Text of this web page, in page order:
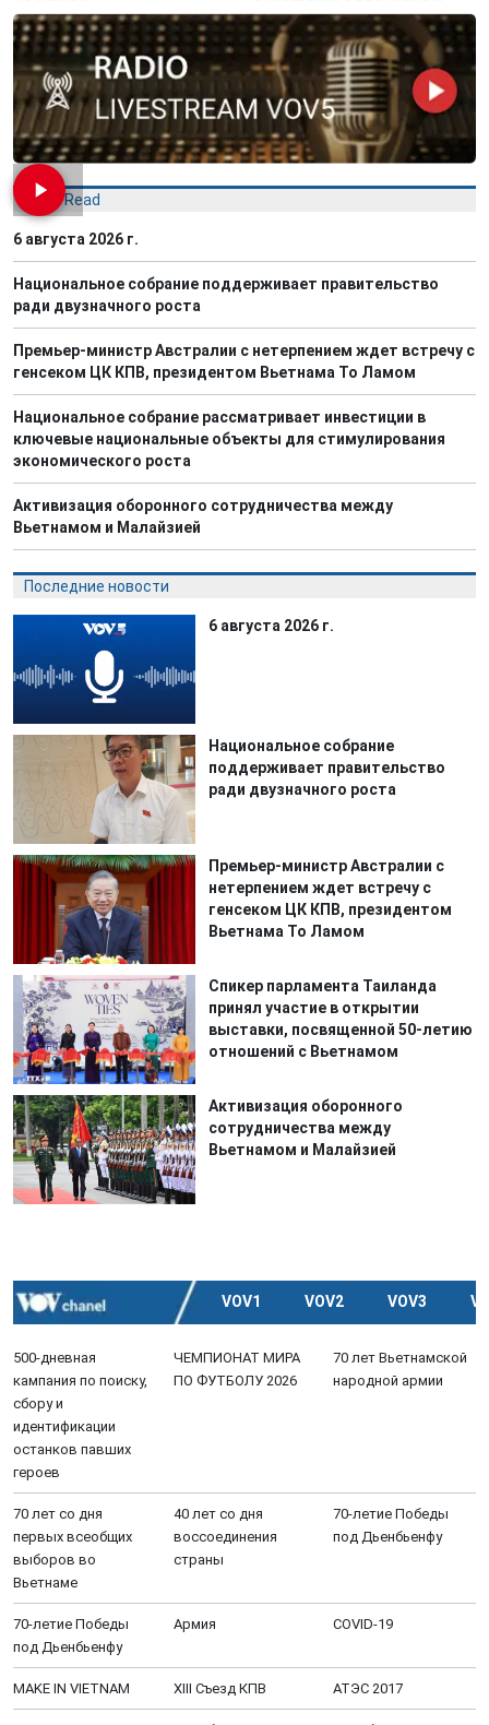
Most Read
6 августа 2026 г.
Национальное собрание поддерживает правительство
ради двузначного роста
Премьер-министр Австралии с нетерпением ждет встречу с
генсеком ЦК КПВ, президентом Вьетнама То Ламом
Национальное собрание рассматривает инвестиции в
ключевые национальные объекты для стимулирования
экономического роста
Активизация оборонного сотрудничества между
Вьетнамом и Малайзией
Последние новости
6 августа 2026 г.
Национальное собрание
поддерживает правительство
ради двузначного роста
Премьер-министр Австралии с
нетерпением ждет встречу с
генсеком ЦК КПВ, президентом
Вьетнама То Ламом
Спикер парламента Таиланда
принял участие в открытии
выставки, посвященной 50-летию
отношений с Вьетнамом
Активизация оборонного
сотрудничества между
Вьетнамом и Малайзией
VOV1 VOV2 VOV3
500-дневная
кампания по поиску,
сбору и
идентификации
останков павших
героев
ЧЕМПИОНАТ МИРА
ПО ФУТБОЛУ 2026
70 лет Вьетнамской
народной армии
70 лет со дня
первых всеобщих
выборов во
Вьетнаме
40 лет со дня
воссоединения
страны
70-летие Победы
под Дьенбьенфу
70-летие Победы
под Дьенбьенфу
Aрмия COVID-19
MAKE IN VIETNAM XIII Cъезд КПВ АТЭС 2017